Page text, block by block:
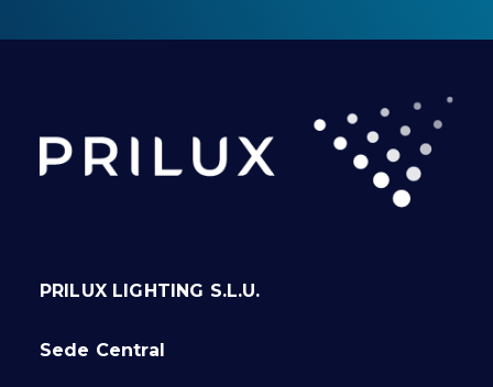
PRILUX LIGHTING S.L.U.
Sede Central